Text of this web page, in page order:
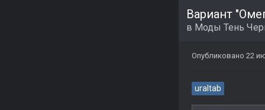
Вариант
в Моды Тень
Опубликовано 22
uraltab